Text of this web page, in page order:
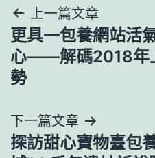
文
章
導
覽
上一篇文章
更具一包養網站活
心——解碼2018年
勢
下一篇文章
探訪甜心寶物臺包